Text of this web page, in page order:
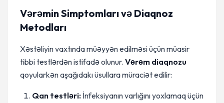
Vərəmin Simptomları və Diaqnoz
Metodları
Xəstəliyin vaxtında müəyyən edilməsi üçün müasir
tibbi testlərdən istifadə olunur. Vərəm diaqnozu
qoyularkən aşağıdakı üsullara müraciət edilir:
Qan testləri: İnfeksiyanın varlığını yoxlamaq üçün